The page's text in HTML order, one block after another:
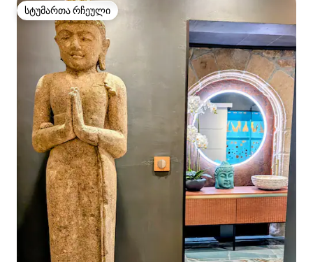
სტუმართა რჩეული
სტუმართა რჩეული